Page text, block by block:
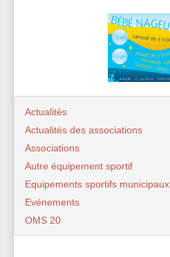
Actualités
Actualités des associations
Associations
Autre équipement sportif
Equipements sportifs municipaux
Evénements
OMS 20